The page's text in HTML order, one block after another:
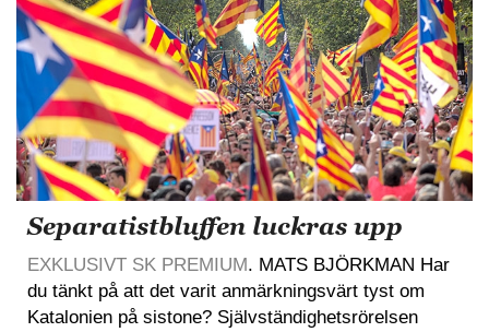
Separatistbluffen luckras upp
EXKLUSIVT SK PREMIUM. MATS BJÖRKMAN Har
du tänkt på att det varit anmärkningsvärt tyst om
Katalonien på sistone? Självständighetsrörelsen